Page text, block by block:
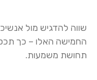
שווה להדגיש מול
החמישה האלו – כך
תחושת משמעות.